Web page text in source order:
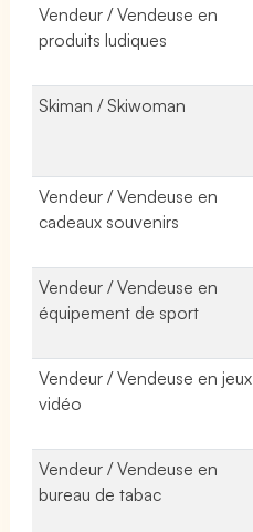
Vendeur / Vendeuse en
produits ludiques
Skiman / Skiwoman
Vendeur / Vendeuse en
cadeaux souvenirs
Vendeur / Vendeuse en
équipement de sport
Vendeur / Vendeuse en jeux
vidéo
Vendeur / Vendeuse en
bureau de tabac